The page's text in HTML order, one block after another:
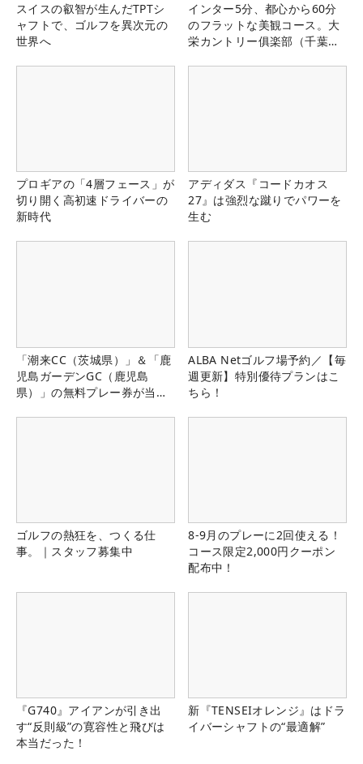
スイスの叡智が生んだTPTシ
ャフトで、ゴルフを異次元の
世界へ
インター5分、都心から60分
のフラットな美観コース。大
栄カントリー俱楽部（千葉
プロギアの「4層フェース」が
切り開く高初速ドライバーの
新時代
アディダス『コードカオス
27』は強烈な蹴りでパワーを
生む
「潮来CC（茨城県）」＆「鹿
児島ガーデンGC（鹿児島
県）」の無料プレー券が当た
ALBA Netゴルフ場予約／【毎
週更新】特別優待プランはこ
ちら！
ゴルフの熱狂を、つくる仕
事。｜スタッフ募集中
8-9月のプレーに2回使える！
コース限定2,000円クーポン
配布中！
『G740』アイアンが引き出
す“反則級”の寛容性と飛びは
本当だった！
新『TENSEIオレンジ』はドラ
イバーシャフトの“最適解”